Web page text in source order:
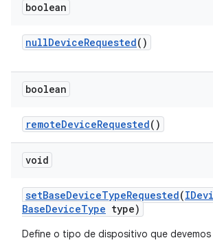
boolean
nullDeviceRequested()
boolean
remoteDeviceRequested()
void
setBaseDeviceTypeRequested(
BaseDeviceType type)
Define o tipo de dispositivo que devemos